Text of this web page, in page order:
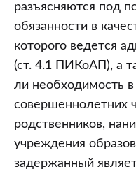
разъясняются под
обязанности в
которого ведется
(ст. 4.1 ПИКоАП), а
ли необходимость
совершеннолетних
родственников,
учреждения
задержанный